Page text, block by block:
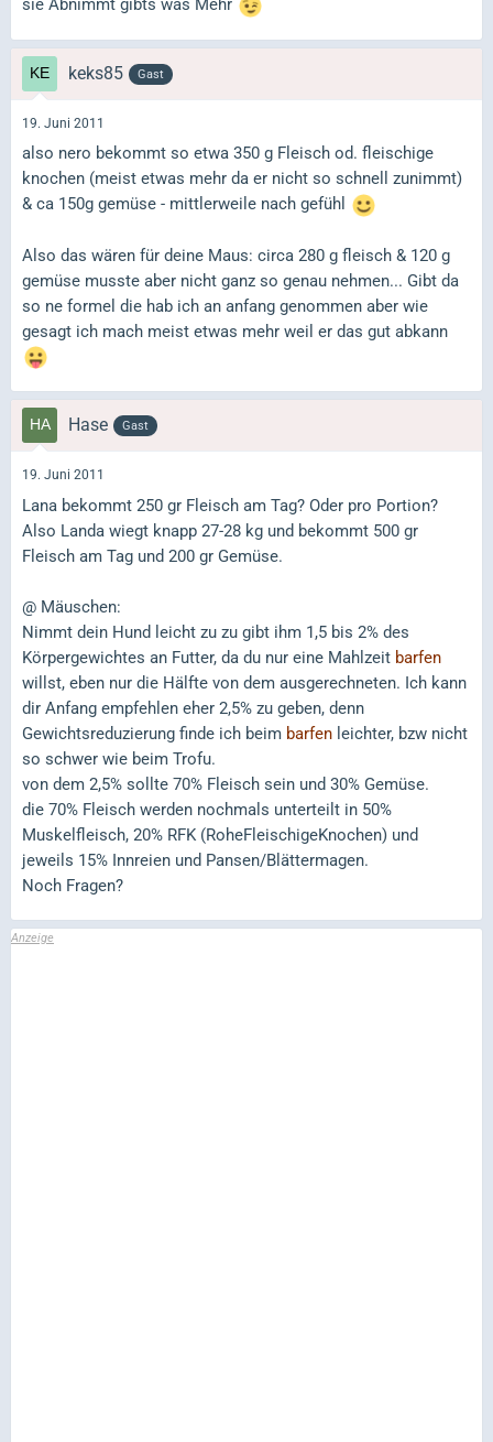
sie Abnimmt gibts was Mehr
keks85 Gast
19. Juni 2011
also nero bekommt so etwa 350 g Fleisch od. fleischige
knochen (meist etwas mehr da er nicht so schnell zunimmt)
& ca 150g gemüse - mittlerweile nach gefühl
Also das wären für deine Maus: circa 280 g fleisch & 120 g
gemüse musste aber nicht ganz so genau nehmen... Gibt da
so ne formel die hab ich an anfang genommen aber wie
gesagt ich mach meist etwas mehr weil er das gut abkann
Hase Gast
19. Juni 2011
Lana bekommt 250 gr Fleisch am Tag? Oder pro Portion?
Also Landa wiegt knapp 27-28 kg und bekommt 500 gr
Fleisch am Tag und 200 gr Gemüse.
@ Mäuschen:
Nimmt dein Hund leicht zu zu gibt ihm 1,5 bis 2% des
Körpergewichtes an Futter, da du nur eine Mahlzeit barfen
willst, eben nur die Hälfte von dem ausgerechneten. Ich kann
dir Anfang empfehlen eher 2,5% zu geben, denn
Gewichtsreduzierung finde ich beim barfen leichter, bzw nicht
so schwer wie beim Trofu.
von dem 2,5% sollte 70% Fleisch sein und 30% Gemüse.
die 70% Fleisch werden nochmals unterteilt in 50%
Muskelfleisch, 20% RFK (RoheFleischigeKnochen) und
jeweils 15% Innreien und Pansen/Blättermagen.
Noch Fragen?